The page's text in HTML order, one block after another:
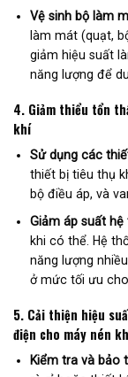
Vệ sinh bộ làm
làm mát (quạt,
giảm hiệu suất
năng lượng để
4. Giảm thiểu tổn
khí
Sử dụng các
thiết bị tiêu thụ
bộ điều áp, và
Giảm áp suất hệ
khi có thể. Hệ
năng lượng
ở mức tối ưu
5. Cải thiện hiệu
điện cho máy nén
Kiểm tra và bảo